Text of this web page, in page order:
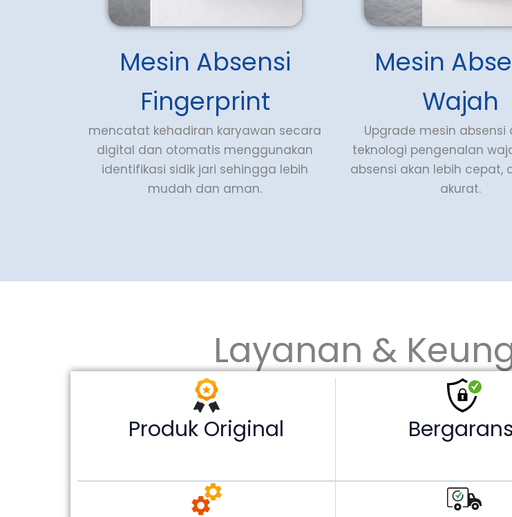
Mesin Absensi
Fingerprint
mencatat kehadiran karyawan secara
digital dan otomatis menggunakan
identifikasi sidik jari sehingga lebih
mudah dan aman.
Mesin
Wajah
Upgrade mesin absensi
teknologi pengenalan
absensi akan lebih cepat,
akurat.
Layanan &
Produk Original